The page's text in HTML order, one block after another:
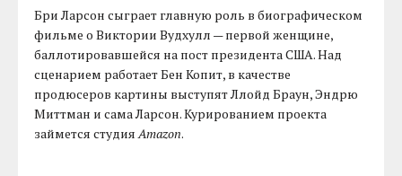
Бри Ларсон сыграет главную роль в биографическом
фильме о Виктории Вудхулл — первой женщине,
баллотировавшейся на пост президента США. Над
сценарием работает Бен Копит, в качестве
продюсеров картины выступят Ллойд Браун, Эндрю
Миттман и сама Ларсон. Курированием проекта
займется студияAmazon.